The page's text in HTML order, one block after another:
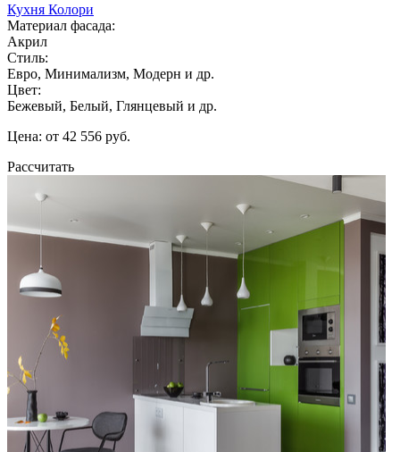
Кухня Колори
Материал фасада:
Акрил
Стиль:
Евро, Минимализм, Модерн и др.
Цвет:
Бежевый, Белый, Глянцевый и др.
Цена: от 42 556 руб.
Рассчитать